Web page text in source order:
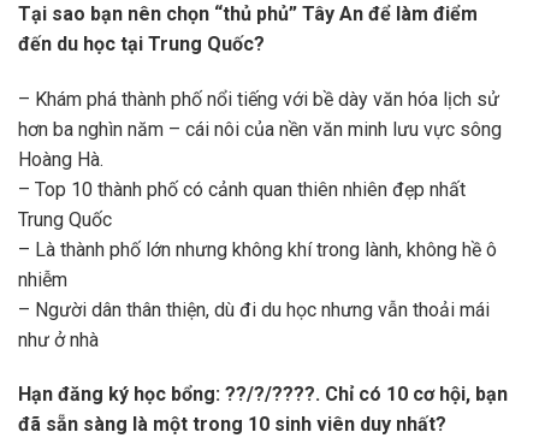
Tại sao bạn nên chọn “thủ phủ” Tây An để làm điểm
đến du học tại Trung Quốc?
– Khám phá thành phố nổi tiếng với bề dày văn hóa lịch sử
hơn ba nghìn năm – cái nôi của nền văn minh lưu vực sông
Hoàng Hà.
– Top 10 thành phố có cảnh quan thiên nhiên đẹp nhất
Trung Quốc
– Là thành phố lớn nhưng không khí trong lành, không hề ô
nhiễm
– Người dân thân thiện, dù đi du học nhưng vẫn thoải mái
như ở nhà
Hạn đăng ký học bổng: ??/?/????. Chỉ có 10 cơ hội, bạn
đã sẵn sàng là một trong 10 sinh viên duy nhất?